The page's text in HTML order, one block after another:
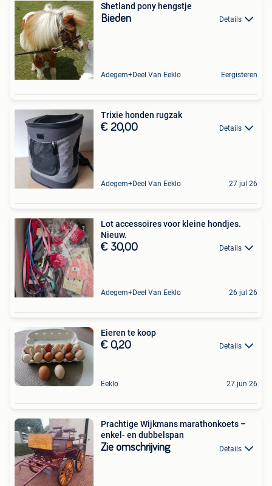
Shetland pony hengstje
Bieden Details
Adegem+Deel Van Eeklo Eergisteren
Trixie honden rugzak
€ 20,00 Details
Adegem+Deel Van Eeklo 27 jul 26
Lot accessoires voor kleine hondjes.
Nieuw.
€ 30,00 Details
Adegem+Deel Van Eeklo 26 jul 26
Eieren te koop
€ 0,20 Details
Eeklo 27 jun 26
Prachtige Wijkmans marathonkoets –
enkel- en dubbelspan
Zie omschrijving Details